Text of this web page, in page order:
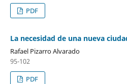
PDF
La necesidad de una nueva
Rafael Pizarro Alvarado
95-102
PDF